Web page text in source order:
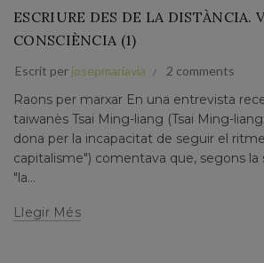
ESCRIURE DES DE LA DISTÀNCIA.
CONSCIÈNCIA (1)
Escrit per josepmariavia 2 comments
Raons per marxar En una entrevista
taiwanès Tsai Ming-liang (Tsai Ming-
dona per la incapacitat de seguir el
capitalisme") comentava que, segons la
"la...
Llegir Més